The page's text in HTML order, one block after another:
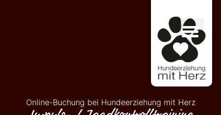
Online-Buchung bei Hundeerziehung mit Herz